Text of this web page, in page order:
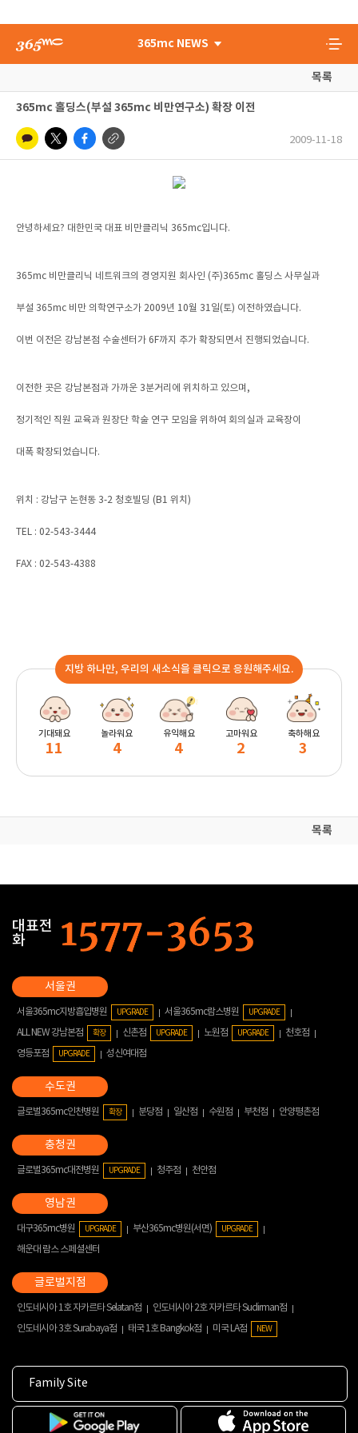
365mc NEWS
목록
365mc 홀딩스(부설 365mc 비만연구소) 확장 이전
2009-11-18
안녕하세요? 대한민국 대표 비만클리닉 365mc입니다.
365mc 비만클리닉 네트워크의 경영지원 회사인 (주)365mc 홀딩스 사무실과
부설 365mc 비만 의학연구소가 2009년 10월 31일(토) 이전하였습니다.
이번 이전은 강남본점 수술센터가 6F까지 추가 확장되면서 진행되었습니다.
이전한 곳은 강남본점과 가까운 3분거리에 위치하고 있으며,
정기적인 직원 교육과 원장단 학술 연구 모임을 위하여 회의실과 교육장이
대폭 확장되었습니다.
위치 : 강남구 논현동 3-2 청호빌딩 (B1 위치)
TEL : 02-543-3444
FAX : 02-543-4388
지방 하나만, 우리의 새소식을 클릭으로 응원해주세요.
기대돼요
11
놀라워요
4
유익해요
4
고마워요
2
축하해요
3
목록
대표전
화
서울365mc지방흡입병원 UPGRADE 서울365mc람스병원 UPGRADE
ALL NEW 강남본점 확장 신촌점 UPGRADE 노원점 UPGRADE
천호점
영등포점
UPGRADE 성신여대점
글로벌365mc인천병원 확장 분당점 일산점 수원점 부천점 안양평촌점
글로벌365mc대전병원 UPGRADE 청주점 천안점
대구365mc병원 UPGRADE 부산365mc병원(서면) UPGRADE
해운대 람스 스페셜센터
인도네시아 1호 자카르타 Selatan점
인도네시아 2호 자카르타 Sudirman점
인도네시아 3호 Surabaya점
태국 1호 Bangkok점 미국 LA점 NEW
Family Site